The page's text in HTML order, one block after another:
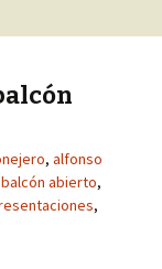
, alfonso
abierto,
,